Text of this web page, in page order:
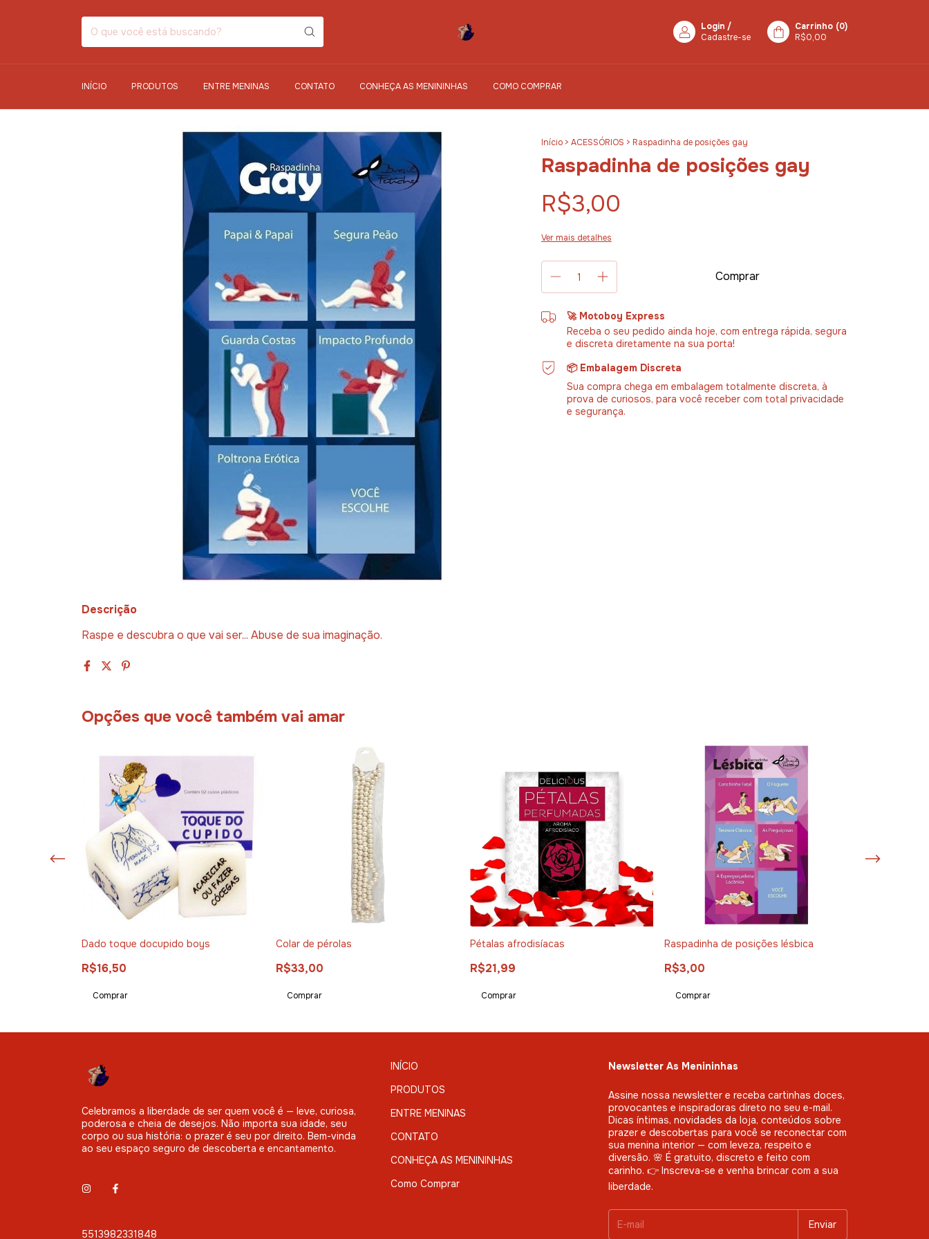
Login /
Cadastre-se
Carrinho (0)
R$0,00
INÍCIO PRODUTOS ENTRE MENINAS CONTATO CONHEÇA AS MENININHAS COMO COMPRAR
Início > ACESSÓRIOS > Raspadinha de posições gay
Raspadinha de posições gay
R$3,00
Ver mais detalhes
🚀 Motoboy Express
Receba o seu pedido ainda hoje, com entrega rápida, segura
e discreta diretamente na sua porta!
📦 Embalagem Discreta
Sua compra chega em embalagem totalmente discreta, à
prova de curiosos, para você receber com total privacidade
e segurança.
Descrição
Raspe e descubra o que vai ser... Abuse de sua imaginação.
Opções que você também vai amar
Dado toque docupido boys
R$16,50
Colar de pérolas
R$33,00
Pétalas afrodisíacas
R$21,99
Raspadinha de posições lésbica
R$3,00
Celebramos a liberdade de ser quem você é — leve, curiosa,
poderosa e cheia de desejos. Não importa sua idade, seu
corpo ou sua história: o prazer é seu por direito. Bem-vinda
ao seu espaço seguro de descoberta e encantamento.
5513982331848
INÍCIO
PRODUTOS
ENTRE MENINAS
CONTATO
CONHEÇA AS MENININHAS
Como Comprar
Newsletter As Menininhas
Assine nossa newsletter e receba cartinhas doces,
provocantes e inspiradoras direto no seu e-mail.
Dicas íntimas, novidades da loja, conteúdos sobre
prazer e descobertas para você se reconectar com
sua menina interior — com leveza, respeito e
diversão. 🌸 É gratuito, discreto e feito com
carinho. 👉 Inscreva-se e venha brincar com a sua
liberdade.